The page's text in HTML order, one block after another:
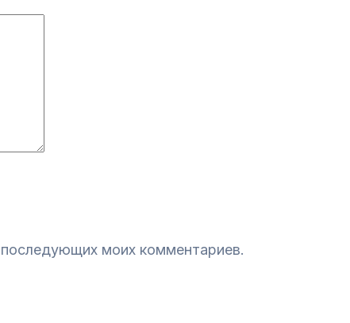
моих комментариев.